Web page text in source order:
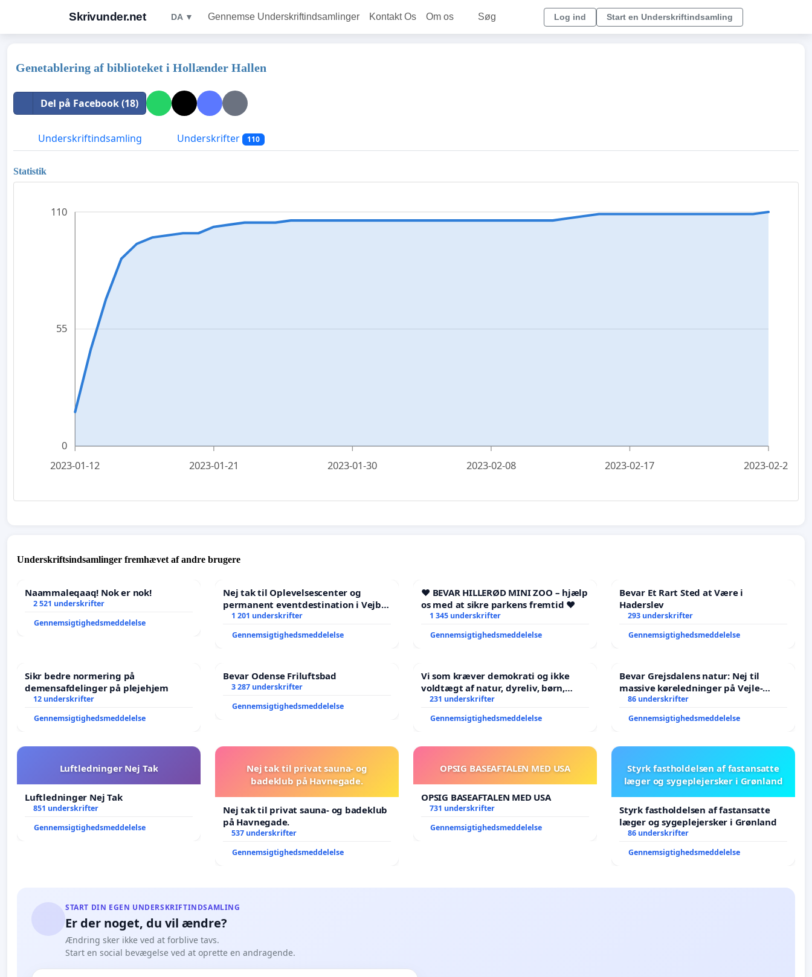
Skrivunder.net DA ▼ Gennemse Underskriftindsamlinger Kontakt Os Om os Søg Log ind Start en Underskriftindsamling
Genetablering af biblioteket i Hollænder Hallen
Del på Facebook (18)
Underskriftindsamling Underskrifter 110
Statistik
0
55
110
2023-01-12 2023-01-21 2023-01-30 2023-02-08 2023-02-17 2023-02-26
Underskriftsindsamlinger fremhævet af andre brugere
Naammaleqaaq! Nok er nok!
2 521 underskrifter
Gennemsigtighedsmeddelelse
Nej tak til Oplevelsescenter og
permanent eventdestination i Vejby
- Ja tak til et levende lokalområde i
1 201 underskrifter
Gennemsigtighedsmeddelelse
❤️ BEVAR HILLERØD MINI ZOO – hjælp
os med at sikre parkens fremtid ❤️
1 345 underskrifter
Gennemsigtighedsmeddelelse
Bevar Et Rart Sted at Være i
Haderslev
293 underskrifter
Gennemsigtighedsmeddelelse
Sikr bedre normering på
demensafdelinger på plejehjem
12 underskrifter
Gennemsigtighedsmeddelelse
Bevar Odense Friluftsbad
3 287 underskrifter
Gennemsigtighedsmeddelelse
Vi som kræver demokrati og ikke
voldtægt af natur, dyreliv, børn,
unge Borgene har sagt NEJ i mange
231 underskrifter
Gennemsigtighedsmeddelelse
Bevar Grejsdalens natur: Nej til
massive køreledninger på Vejle-
Struer-banen
86 underskrifter
Gennemsigtighedsmeddelelse
Luftledninger Nej Tak
Luftledninger Nej Tak
851 underskrifter
Gennemsigtighedsmeddelelse
Nej tak til privat sauna- og
badeklub på Havnegade.
Nej tak til privat sauna- og badeklub
på Havnegade.
537 underskrifter
Gennemsigtighedsmeddelelse
OPSIG BASEAFTALEN MED USA
OPSIG BASEAFTALEN MED USA
731 underskrifter
Gennemsigtighedsmeddelelse
Styrk fastholdelsen af fastansatte
læger og sygeplejersker i Grønland
Styrk fastholdelsen af fastansatte
læger og sygeplejersker i Grønland
86 underskrifter
Gennemsigtighedsmeddelelse
START DIN EGEN UNDERSKRIFTINDSAMLING
Er der noget, du vil ændre?
Ændring sker ikke ved at forblive tavs.
Start en social bevægelse ved at oprette en andragende.